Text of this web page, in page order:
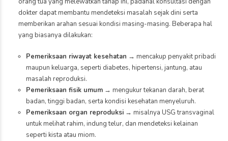
dokter dapat membantu mendeteksi masalah sejak dini serta
memberikan arahan sesuai kondisi masing-masing. Beberapa hal
yang biasanya dilakukan:
Pemeriksaan riwayat kesehatan → mencakup penyakit pribadi
maupun keluarga, seperti diabetes, hipertensi, jantung, atau
masalah reproduksi.
Pemeriksaan fisik umum → mengukur tekanan darah, berat
badan, tinggi badan, serta kondisi kesehatan menyeluruh.
Pemeriksaan organ reproduksi → misalnya USG transvaginal
untuk melihat rahim, indung telur, dan mendeteksi kelainan
seperti kista atau miom.